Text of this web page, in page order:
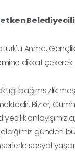
Anma,
dikkat çekerek
bağımsızlık
Bizler,
günden
sosyal